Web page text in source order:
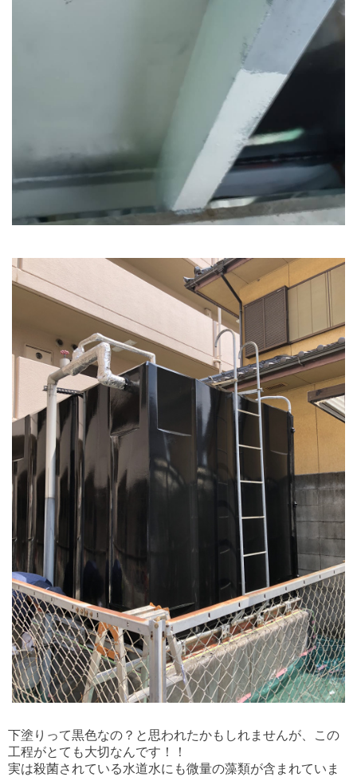
下塗りって黒色なの？と思われたかもしれませんが、この
工程がとても大切なんです！！
実は殺菌されている水道水にも微量の藻類が含まれていま